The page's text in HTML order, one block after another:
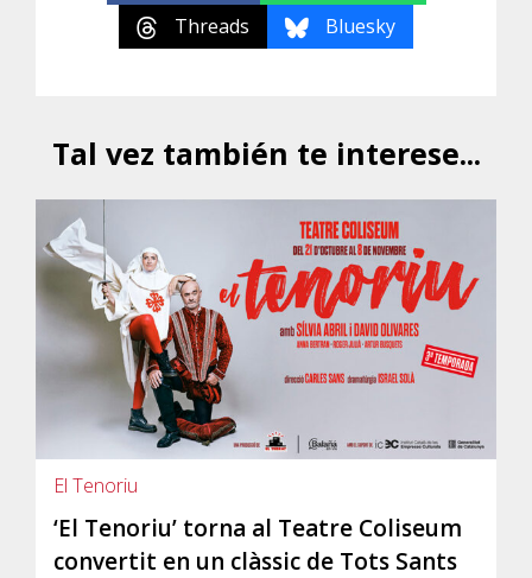
Threads
Bluesky
Tal vez también te interese...
El Tenoriu
‘El Tenoriu’ torna al Teatre Coliseum
convertit en un clàssic de Tots Sants